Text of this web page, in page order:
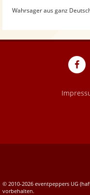
Wahrsager aus ganz
© 2010-2026 eventpeppers UG
vorbehalten.